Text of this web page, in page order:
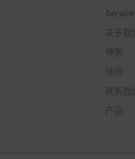
Service
关于我们
博客
场所
联系我们
产品